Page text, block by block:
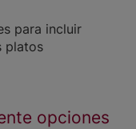
para incluir
platos
opciones